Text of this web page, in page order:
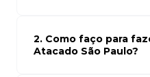
atacado empresas e
para seu modelo de negócio
2. Como faço para
Atacado São Paulo?